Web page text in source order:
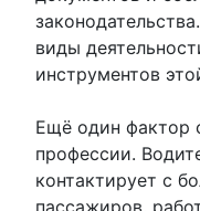
виды
инструментов
Ещё один фактор
профессии.
контактирует с
пассажиров,